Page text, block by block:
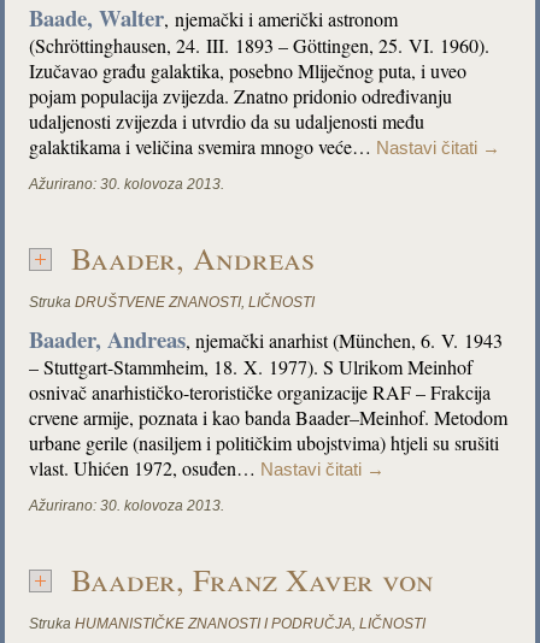
Baade, Walter, njemački i američki astronom
(Schröttinghausen, 24. III. 1893 – Göttingen, 25. VI. 1960).
Izučavao građu galaktika, posebno Mliječnog puta, i uveo
pojam populacija zvijezda. Znatno pridonio određivanju
udaljenosti zvijezda i utvrdio da su udaljenosti među
galaktikama i veličina svemira mnogo veće… Nastavi čitati →
Ažurirano: 30. kolovoza 2013.
Baader, Andreas
Struka DRUŠTVENE ZNANOSTI,LIČNOSTI
Baader, Andreas, njemački anarhist (München, 6. V. 1943
– Stuttgart-Stammheim, 18. X. 1977). S Ulrikom Meinhof
osnivač anarhističko-terorističke organizacije RAF – Frakcija
crvene armije, poznata i kao banda Baader–Meinhof. Metodom
urbane gerile (nasiljem i političkim ubojstvima) htjeli su srušiti
vlast. Uhićen 1972, osuđen… Nastavi čitati →
Ažurirano: 30. kolovoza 2013.
Baader, Franz Xaver von
Struka HUMANISTIČKE ZNANOSTI I PODRUČJA,LIČNOSTI